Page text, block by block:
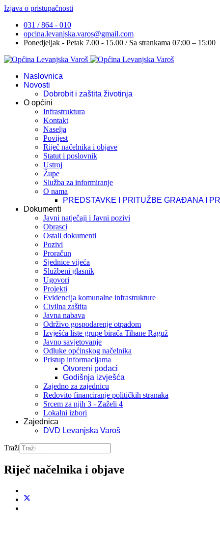
Izjava o pristupačnosti
031 / 864 - 010
opcina.levanjska.varos@gmail.com
Ponedjeljak - Petak 7.00 - 15.00 / Sa strankama 07:00 – 15:00
Naslovnica
Novosti
Dobrobit i zaštita životinja
O općini
Infrastruktura
Kontakt
Naselja
Povijest
Riječ načelnika i objave
Statut i poslovnik
Ustroj
Župe
Služba za informiranje
O nama
PREDSTAVKE I PRITUŽBE GRAĐANA I
Dokumenti
Javni natječaji i Javni pozivi
Obrasci
Ostali dokumenti
Pozivi
Proračun
Sjednice vijeća
Službeni glasnik
Ugovori
Projekti
Evidencija komunalne infrastrukture
Civilna zaštita
Javna nabava
Održivo gospodarenje otpadom
Izvješća liste grupe birača Tihane Raguž
Javno savjetovanje
Odluke općinskog načelnika
Pristup informacijama
Otvoreni podaci
Godišnja izvješća
Zajedno za zajednicu
Redovito financiranje političkih stranaka
Srcem za njih 3 - Zaželi 4
Lokalni izbori
Zajednica
DVD Levanjska Varoš
Traži
Riječ načelnika i objave